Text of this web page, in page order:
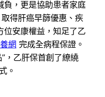
負，更是協助患者家庭
得肝癌早篩優惠、疾
位安康權益，知足了乙
網 完成全病程保證。
，乙肝保首創了繚繞
。